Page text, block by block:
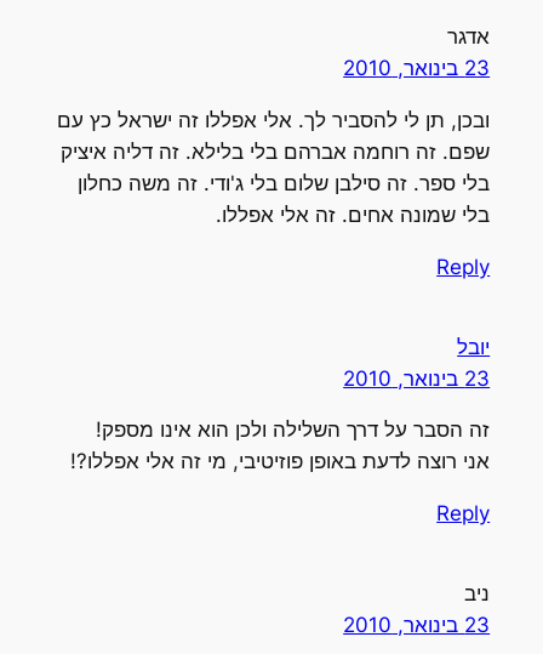
אדגר
23 בינואר, 2010
ובכן, תן לי להסביר לך. אלי אפללו זה ישראל כץ עם
שפם. זה רוחמה אברהם בלי בלילא. זה דליה איציק
בלי ספר. זה סילבן שלום בלי ג'ודי. זה משה כחלון
בלי שמונה אחים. זה אלי אפללו.
Reply
יובל
23 בינואר, 2010
זה הסבר על דרך השלילה ולכן הוא אינו מספק!
אני רוצה לדעת באופן פוזיטיבי, מי זה אלי אפללו?!
Reply
ניב
23 בינואר, 2010